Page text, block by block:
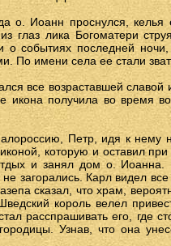
о. Иоанн проснулся,
глаз лика Богоматери
о событиях последней
По имени села ее стали
все возраставшей
икона получила во время
Петр, идя к
которую и оставил
и занял дом о. Иоанна.
загорались. Карл видел
сказал, что храм,
король велел
расспрашивать его, где
Узнав, что она